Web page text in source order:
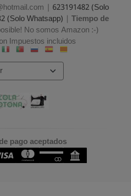
| 623191482 (Solo
(Solo Whatsapp) | Tiempo de
No somos Amazon :-)
Impuestos incluidos
pago aceptados